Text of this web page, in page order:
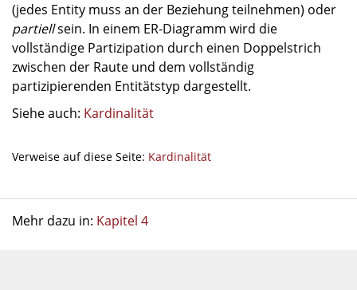
(jedes Entity muss an der Beziehung teilnehmen) oder
partiellsein. In einem ER-Diagramm wird die
vollständige Partizipation durch einen Doppelstrich
zwischen der Raute und dem vollständig
partizipierenden Entitätstyp dargestellt.
Siehe auch: Kardinalität
Verweise auf diese Seite: Kardinalität
Mehr dazu in: Kapitel 4